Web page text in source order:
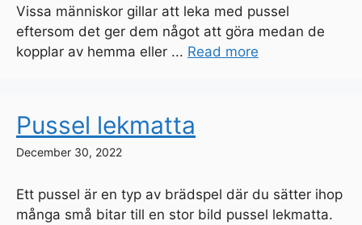
Vissa människor gillar att leka med pussel
eftersom det ger dem något att göra medan de
kopplar av hemma eller ... Read more
Pussel lekmatta
December 30, 2022
Ett pussel är en typ av brädspel där du sätter ihop
många små bitar till en stor bild pussel lekmatta.